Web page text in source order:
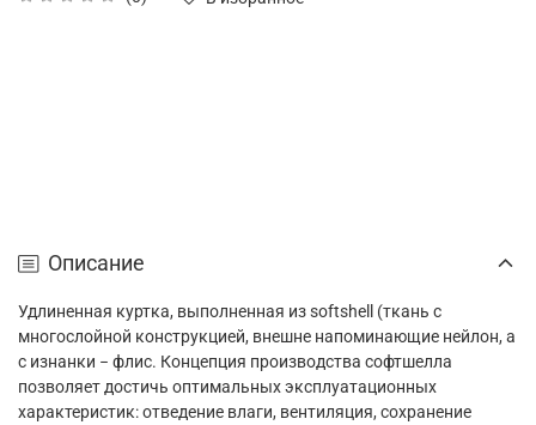
Описание
Удлиненная куртка, выполненная из softshell (ткань с
многослойной конструкцией, внешне напоминающие нейлон, а
с изнанки − флис. Концепция производства софтшелла
позволяет достичь оптимальных эксплуатационных
характеристик: отведение влаги, вентиляция, сохранение